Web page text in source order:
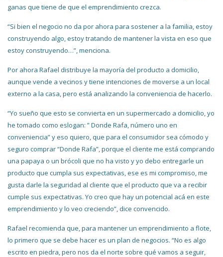
ganas que tiene de que el emprendimiento crezca.
“Si bien el negocio no da por ahora para sostener a la familia, estoy
construyendo algo, estoy tratando de mantener la vista en eso que
estoy construyendo…”, menciona.
Por ahora Rafael distribuye la mayoría del producto a domicilio,
aunque vende a vecinos y tiene intenciones de moverse a un local
externo a la casa, pero está analizando la conveniencia de hacerlo.
“Yo sueño que esto se convierta en un supermercado a domicilio, yo
he tomado como eslogan: ” Donde Rafa, número uno en
conveniencia” y eso quiero, que para el consumidor sea cómodo y
seguro comprar “Donde Rafa”, porque el cliente me está comprando
una papaya o un brócoli que no ha visto y yo debo entregarle un
producto que cumpla sus expectativas, ese es mi compromiso, me
gusta darle la seguridad al cliente que el producto que va a recibir
cumple sus expectativas. Yo creo que hay un potencial acá en este
emprendimiento y lo veo creciendo”, dice convencido.
Rafael recomienda que, para mantener un emprendimiento a flote,
lo primero que se debe hacer es un plan de negocios. “No es algo
escrito en piedra, pero nos da el norte sobre qué vamos a seguir,